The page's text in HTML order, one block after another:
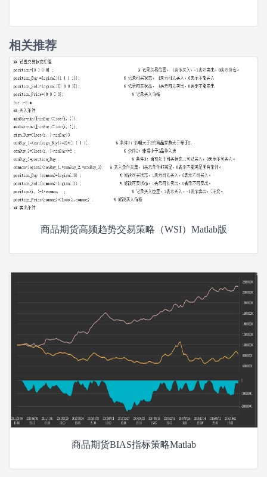
相关推荐
商品期货高频趋势交易策略（WSI）Matlab版
商品期货BIAS指标策略Matlab